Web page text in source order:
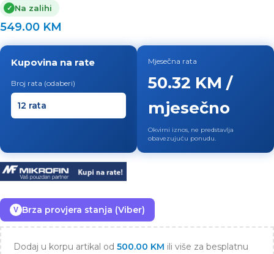
✓ Na zalihi
549.00 KM
Kupovina na rate
Broj rata (odaberi)
Mjesečna rata
50.32 KM /
mjesečno
Okvirni iznos, ne predstavlja
obavezujuću ponudu.
V Brza provjera stanja (Viber)
Dodaj u korpu artikal od 500.00 KM ili više za besplatnu